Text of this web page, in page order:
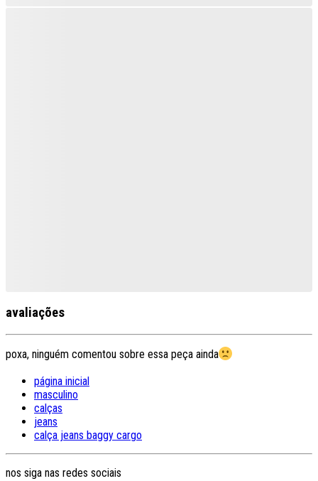
avaliações
poxa, ninguém comentou sobre essa peça ainda
página inicial
masculino
calças
jeans
calça jeans baggy cargo
nos siga nas redes sociais